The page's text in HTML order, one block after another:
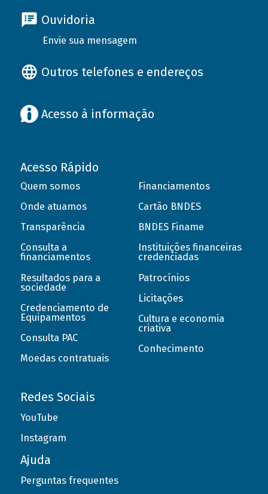
Ouvidoria
Envie sua mensagem
Outros telefones e endereços
Acesso à informação
Acesso Rápido
Quem somos
Onde atuamos
Transparência
Consulta a
financiamentos
Resultados para a
sociedade
Credenciamento de
Equipamentos
Consulta PAC
Moedas contratuais
Financiamentos
Cartão BNDES
BNDES Finame
Instituições financeiras
credenciadas
Patrocínios
Licitações
Cultura e economia
criativa
Conhecimento
Redes Sociais
YouTube
Instagram
Ajuda
Perguntas frequentes